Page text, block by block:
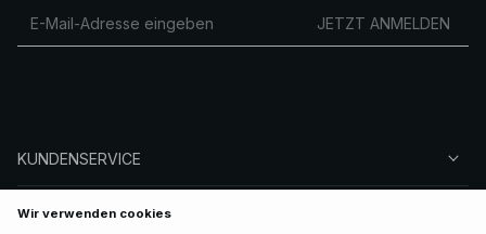
JETZT ANMELDEN
KUNDENSERVICE
ÜBER NA-KD